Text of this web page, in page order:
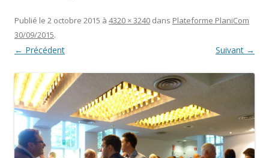
Publié le 2 octobre 2015 à 4320 × 3240 dans Plateforme PlaniCom
30/09/2015.
← Précédent Suivant →